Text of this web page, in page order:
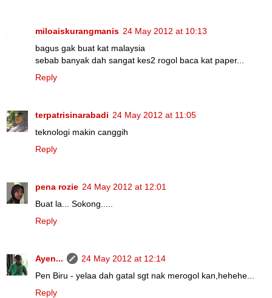
miloaiskurangmanis 24 May 2012 at 10:13
bagus gak buat kat malaysia
sebab banyak dah sangat kes2 rogol baca kat paper...
Reply
terpatrisinarabadi 24 May 2012 at 11:05
teknologi makin canggih
Reply
pena rozie 24 May 2012 at 12:01
Buat la... Sokong.....
Reply
Ayen...
24 May 2012 at 12:14
Pen Biru - yelaa dah gatal sgt nak merogol kan,hehehe...
Reply